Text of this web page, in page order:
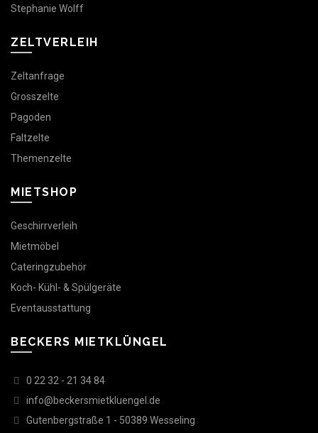
Stephanie Wolff
ZELTVERLEIH
Zeltanfrage
Grosszelte
Pagoden
Faltzelte
Themenzelte
MIETSHOP
Geschirrverleih
Mietmöbel
Cateringzubehör
Koch- Kühl- & Spülgeräte
Eventausstattung
BECKERS MIETKLÜNGEL
0 22 32 - 21 34 84
info@beckersmietkluengel.de
Gutenbergstraße 1 - 50389 Wesseling